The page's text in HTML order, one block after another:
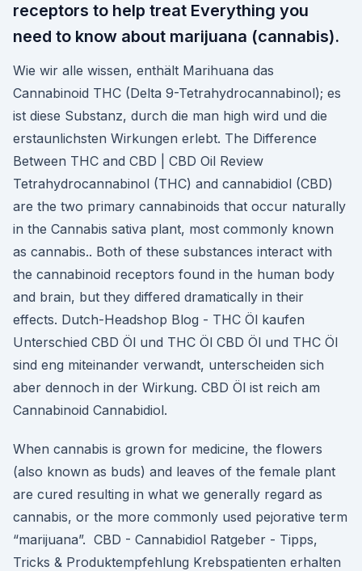
receptors to help treat Everything you
need to know about marijuana (cannabis).
Wie wir alle wissen, enthält Marihuana das
Cannabinoid THC (Delta 9-Tetrahydrocannabinol); es
ist diese Substanz, durch die man high wird und die
erstaunlichsten Wirkungen erlebt. The Difference
Between THC and CBD | CBD Oil Review
Tetrahydrocannabinol (THC) and cannabidiol (CBD)
are the two primary cannabinoids that occur naturally
in the Cannabis sativa plant, most commonly known
as cannabis.. Both of these substances interact with
the cannabinoid receptors found in the human body
and brain, but they differed dramatically in their
effects. Dutch-Headshop Blog - THC Öl kaufen
Unterschied CBD Öl und THC Öl CBD Öl und THC Öl
sind eng miteinander verwandt, unterscheiden sich
aber dennoch in der Wirkung. CBD Öl ist reich am
Cannabinoid Cannabidiol.
When cannabis is grown for medicine, the flowers
(also known as buds) and leaves of the female plant
are cured resulting in what we generally regard as
cannabis, or the more commonly used pejorative term
“marijuana”. ️ CBD - Cannabidiol Ratgeber - Tipps,
Tricks & Produktempfehlung Krebspatienten erhalten